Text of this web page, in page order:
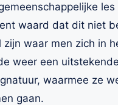
waard dat dit niet
zijn waar men zich in
weer een
waarmee ze
gaan.